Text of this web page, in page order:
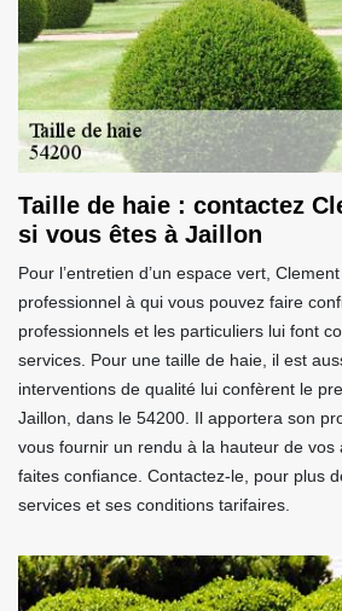
Taille de haie : contactez
si vous êtes à Jaillon
Pour l’entretien d’un espace vert,
professionnel à qui vous pouvez faire
professionnels et les particuliers lui font
services. Pour une taille de haie, il est
interventions de qualité lui confèrent le
Jaillon, dans le 54200. Il apportera son
vous fournir un rendu à la hauteur de vos
faites confiance. Contactez-le, pour plus
services et ses conditions tarifaires.